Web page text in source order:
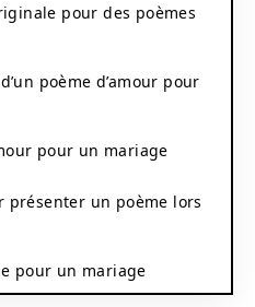
pour des poèmes
poème d’amour pour
pour un mariage
présenter un poème lors
pour un mariage